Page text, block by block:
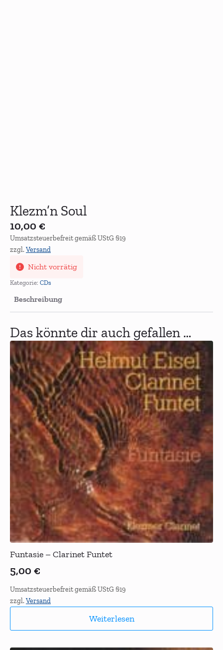
Klezm’n Soul
10,00 €
Umsatzsteuerbefreit gemäß UStG §19
zzgl.Versand
Nicht vorrätig
Kategorie: CDs
Beschreibung
Das könnte dir auch gefallen …
Funtasie – Clarinet Funtet
5,00 €
Umsatzsteuerbefreit gemäß UStG §19
zzgl.Versand
Weiterlesen